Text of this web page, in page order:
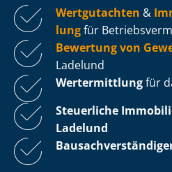
Wertgutachten &
lungfür
Bewertung von
Ladelund
Wertermittlungfür
Steuerliche
Ladelund